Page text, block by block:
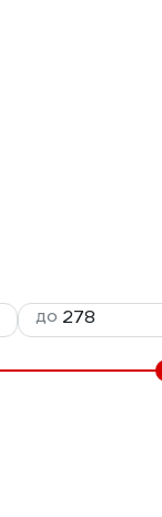
до